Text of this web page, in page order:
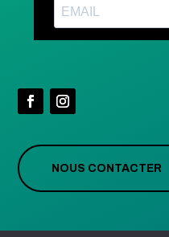
NOUS CONTACTER